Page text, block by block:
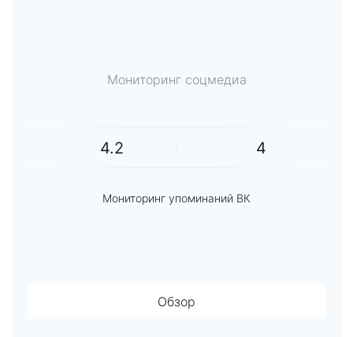
Мониторинг соцмедиа
4.2 4
Мониторинг упоминаний ВК
Обзор